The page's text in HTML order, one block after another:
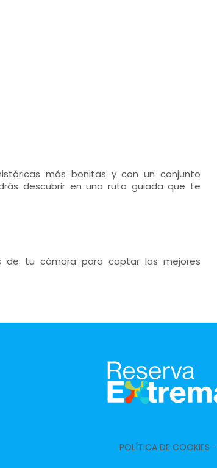
más bonitas y con un conjunto
descubrir en una ruta guiada que te
de tu cámara para captar las mejores
POLÍTICA DE COOKIES -